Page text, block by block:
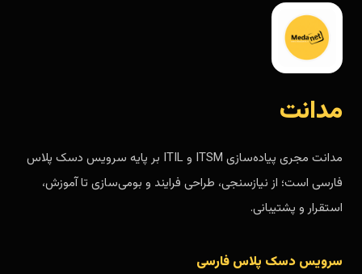
مدانت
مدانت مجری پیاده‌سازی ITSM و ITIL بر پایه سرویس دسک پلاس
فارسی است؛ از نیازسنجی، طراحی فرایند و بومی‌سازی تا آموزش،
استقرار و پشتیبانی.
سرویس دسک پلاس فارسی